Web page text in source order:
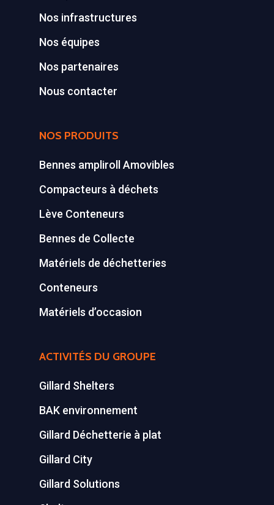
Nos infrastructures
Nos équipes
Nos partenaires
Nous contacter
NOS PRODUITS
Bennes ampliroll Amovibles
Compacteurs à déchets
Lève Conteneurs
Bennes de Collecte
Matériels de déchetteries
Conteneurs
Matériels d’occasion
ACTIVITÉS DU GROUPE
Gillard Shelters
BAK environnement
Gillard Déchetterie à plat
Gillard City
Gillard Solutions